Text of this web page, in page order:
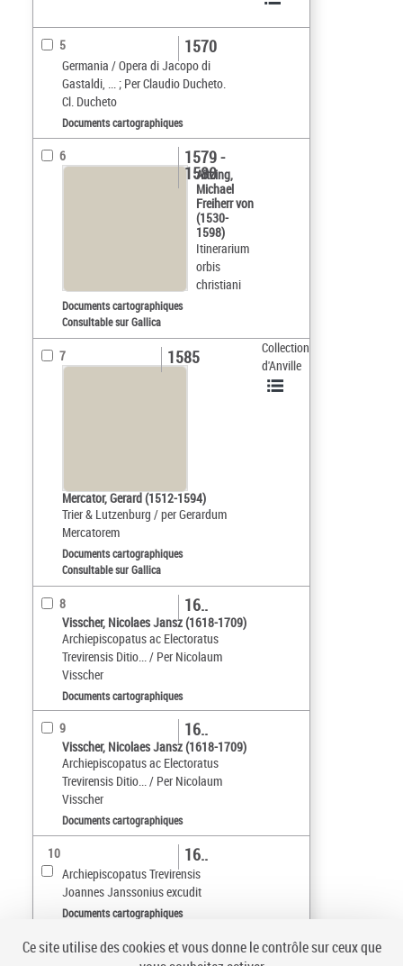
5
Germania / Opera di Jacopo di
Gastaldi, ... ; Per Claudio Ducheto.
Cl. Ducheto
1570
Documents cartographiques
6
Aitzing,
Michael
Freiherr von
(1530-
1598)
Itinerarium
orbis
christiani
1579 -
1580
Documents cartographiques
Consultable sur Gallica
7
Mercator, Gerard (1512-1594)
Trier & Lutzenburg / per Gerardum
Mercatorem
1585
Documents cartographiques
Consultable sur Gallica
Collection
d'Anville
8
Visscher, Nicolaes Jansz (1618-1709)
Archiepiscopatus ac Electoratus
Trevirensis Ditio... / Per Nicolaum
Visscher
16..
Documents cartographiques
9
Visscher, Nicolaes Jansz (1618-1709)
Archiepiscopatus ac Electoratus
Trevirensis Ditio... / Per Nicolaum
Visscher
16..
Documents cartographiques
10
Archiepiscopatus Trevirensis
Joannes Janssonius excudit
16..
Documents cartographiques
Date (croissant)
Ce site utilise des cookies et vous donne le contrôle sur ceux que